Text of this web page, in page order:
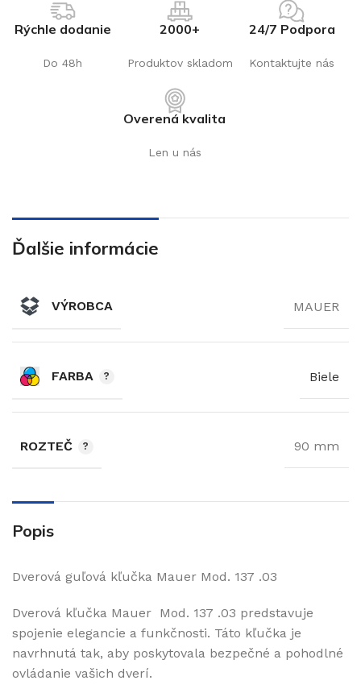
Rýchle dodanie
Do 48h
2000+
Produktov skladom
24/7 Podpora
Kontaktujte nás
Overená kvalita
Len u nás
Ďalšie informácie
VÝROBCA MAUER
FARBA Biele
ROZTEČ 90 mm
Popis
Dverová guľová kľučka Mauer Mod. 137 .03
Dverová kľučka Mauer Mod. 137 .03 predstavuje
spojenie elegancie a funkčnosti. Táto kľučka je
navrhnutá tak, aby poskytovala bezpečné a pohodlné
ovládanie vašich dverí.